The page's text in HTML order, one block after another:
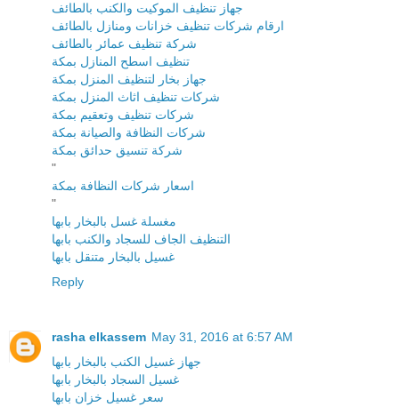
جهاز تنظيف الموكيت والكنب بالطائف
ارقام شركات تنظيف خزانات ومنازل بالطائف
شركة تنظيف عمائر بالطائف
تنظيف اسطح المنازل بمكة
جهاز بخار لتنظيف المنزل بمكة
شركات تنظيف اثاث المنزل بمكة
شركات تنظيف وتعقيم بمكة
شركات النظافة والصيانة بمكة
شركة تنسيق حدائق بمكة
"
اسعار شركات النظافة بمكة
"
مغسلة غسل بالبخار بابها
التنظيف الجاف للسجاد والكنب بابها
غسيل بالبخار متنقل بابها
Reply
rasha elkassem May 31, 2016 at 6:57 AM
جهاز غسيل الكنب بالبخار بابها
غسيل السجاد بالبخار بابها
سعر غسيل خزان بابها